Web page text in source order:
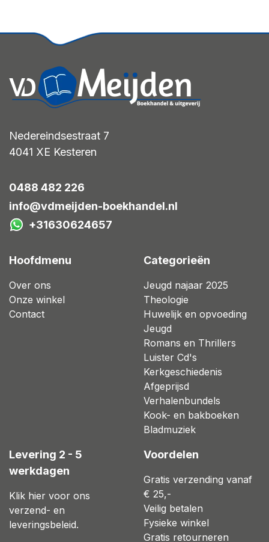
Nedereindsestraat 7
4041 XE Kesteren
0488 482 226
info@vdmeijden-boekhandel.nl
+31630624657
Hoofdmenu
Over ons
Onze winkel
Contact
Categorieën
Jeugd najaar 2025
Theologie
Huwelijk en opvoeding
Jeugd
Romans en Thrillers
Luister Cd's
Kerkgeschiedenis
Afgeprijsd
Verhalenbundels
Kook- en bakboeken
Bladmuziek
Levering 2 - 5
werkdagen
Klik hier voor ons
verzend- en
leveringsbeleid.
Voordelen
Gratis verzending vanaf
€ 25,-
Veilig betalen
Fysieke winkel
Gratis retourneren